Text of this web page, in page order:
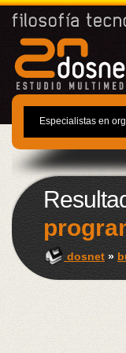
Especialistas en
dosnet »